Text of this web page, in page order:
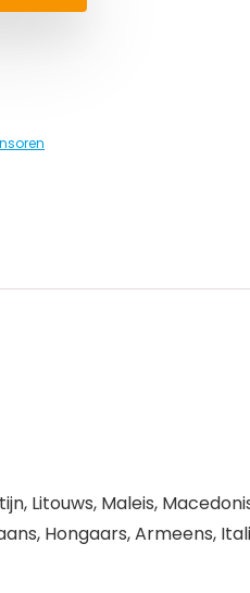
Litouws, Maleis,
Hongaars, Armeens,